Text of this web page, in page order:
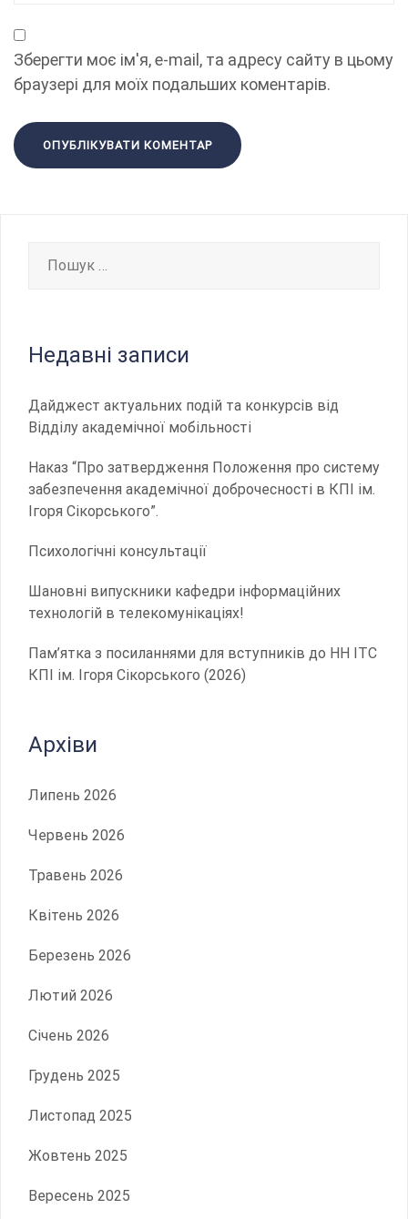
Зберегти моє ім'я, e-mail, та адресу сайту в цьому
браузері для моїх подальших коментарів.
Недавні записи
Дайджест актуальних подій та конкурсів від
Відділу академічної мобільності
Наказ “Про затвердження Положення про систему
забезпечення академічної доброчесності в КПІ ім.
Ігоря Сікорського”.
Психологічні консультації
Шановні випускники кафедри інформаційних
технологій в телекомунікаціях!
Пам’ятка з посиланнями для вступників до НН ІТС
КПІ ім. Ігоря Сікорського (2026)
Архіви
Липень 2026
Червень 2026
Травень 2026
Квітень 2026
Березень 2026
Лютий 2026
Січень 2026
Грудень 2025
Листопад 2025
Жовтень 2025
Вересень 2025